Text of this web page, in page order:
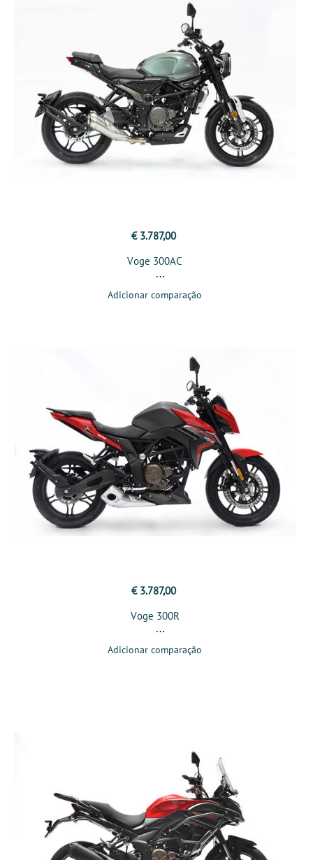
€ 3.787,00
Voge 300AC
Adicionar comparação
€ 3.787,00
Voge 300R
Adicionar comparação